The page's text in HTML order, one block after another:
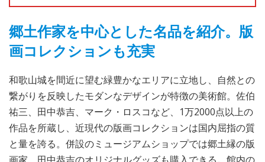
郷土作家を中心とした名品を紹介。版
画コレクションも充実
和歌山城を間近に望む緑豊かなエリアに立地し、自然との
繋がりを反映したモダンなデザインが特徴の美術館。佐伯
祐三、田中恭吉、マーク・ロスコなど、1万2000点以上の
作品を所蔵し、近現代の版画コレクションは国内屈指の質
と量を誇る。併設のミュージアムショップでは郷土縁の版